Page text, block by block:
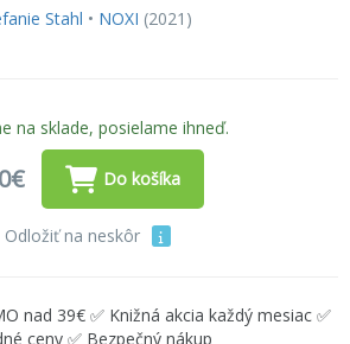
Stahl • NOXI (2021)
na sklade, posielame ihneď.
Do košíka
Odložiť na neskôr
nad 39€ ✅ Knižná akcia každý mesiac ✅
ceny ✅ Bezpečný nákup